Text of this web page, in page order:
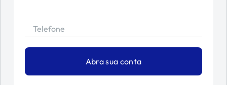
Telefone
Abra sua conta